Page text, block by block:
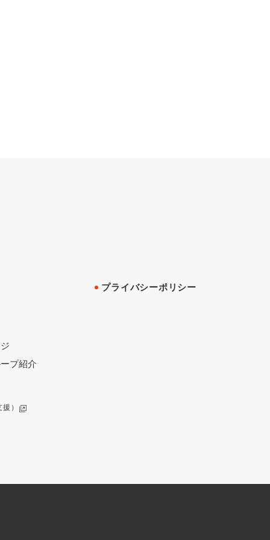
プ紹介
プライバシーポリシー
）